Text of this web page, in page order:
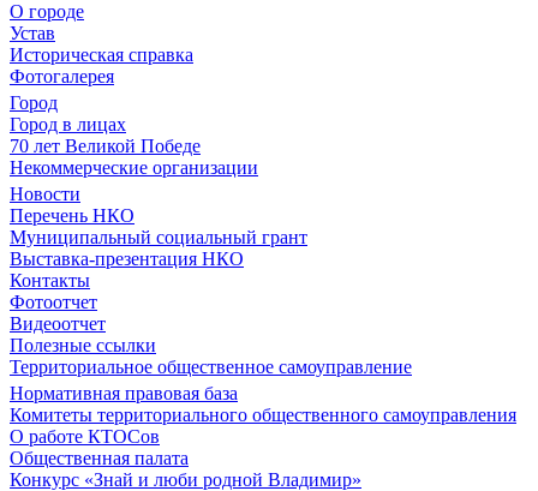
О городе
Устав
Историческая справка
Фотогалерея
Город
Город в лицах
70 лет Великой Победе
Некоммерческие организации
Новости
Перечень НКО
Муниципальный социальный грант
Выставка-презентация НКО
Контакты
Фотоотчет
Видеоотчет
Полезные ссылки
Территориальное общественное самоуправление
Нормативная правовая база
Комитеты территориального общественного самоуправления
О работе КТОСов
Общественная палата
Конкурс «Знай и люби родной Владимир»